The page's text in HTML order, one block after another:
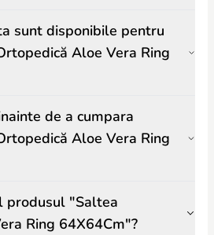
sunt disponibile pentru
Aloe Vera Ring
de a cumpara
Aloe Vera Ring
produsul "Saltea
Ring 64X64Cm"?